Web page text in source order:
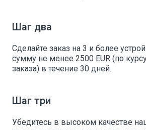
Шаг два
Сделайте заказ на 3 и более
сумму не менее 2500 EUR (по
заказа) в течение 30 дней.
Шаг три
Убедитесь в высоком качестве